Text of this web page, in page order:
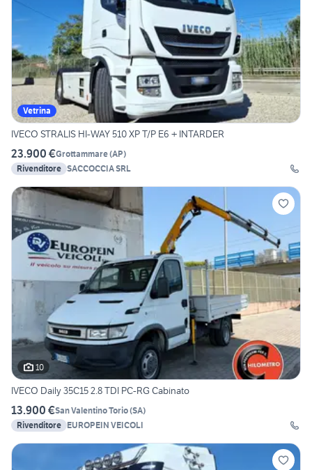
Vetrina
IVECO STRALIS HI-WAY 510 XP T/P E6 + INTARDER
23.900 €Grottammare(AP)
Rivenditore SACCOCCIA SRL
10
IVECO Daily 35C15 2.8 TDI PC-RG Cabinato
13.900 €San Valentino Torio(SA)
Rivenditore EUROPEIN VEICOLI